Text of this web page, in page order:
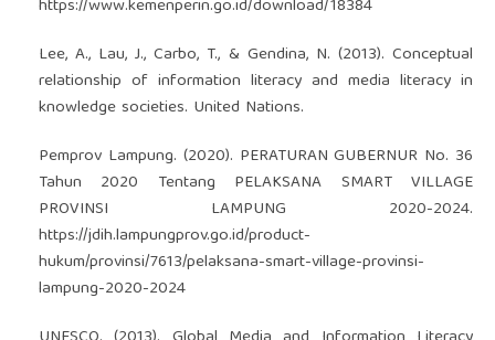
https://www.kemenperin.go.id/download/18384
Lee, A., Lau, J., Carbo, T., & Gendina, N. (2013). Conceptual
relationship of information literacy and media literacy in
knowledge societies. United Nations.
Pemprov Lampung. (2020). PERATURAN GUBERNUR No. 36
Tahun 2020 Tentang PELAKSANA SMART VILLAGE
PROVINSI LAMPUNG 2020-2024.
https://jdih.lampungprov.go.id/product-
hukum/provinsi/7613/pelaksana-smart-village-provinsi-
lampung-2020-2024